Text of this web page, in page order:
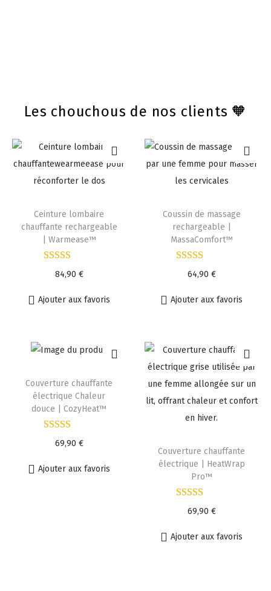
Les chouchous de nos clients 🧡
Ceinture lombaire
chauffante rechargeable
| Warmease™
84,90 €
Ajouter aux favoris
Coussin de massage
rechargeable |
MassaComfort™
64,90 €
Ajouter aux favoris
Couverture chauffante
électrique Chaleur
douce | CozyHeat™
69,90 €
Ajouter aux favoris
Couverture chauffante
électrique | HeatWrap
Pro™
69,90 €
Ajouter aux favoris